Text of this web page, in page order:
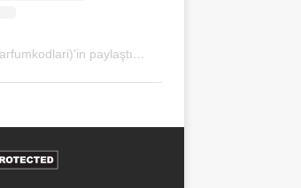
Parfüm Kodlari (@parfumkodlari)'in paylaştığı bir gönderi